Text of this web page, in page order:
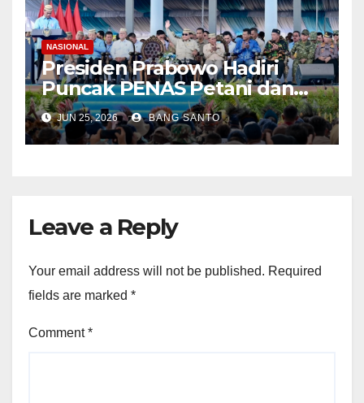
Jenderal
NASIONAL
Presiden Prabowo Hadiri
Puncak PENAS Petani dan
Nelayan XVII Tahun 2026 di
Gorontalo
JUN 25, 2026 BANG SANTO
Leave a Reply
Your email address will not be published. Required
fields are marked *
Comment*